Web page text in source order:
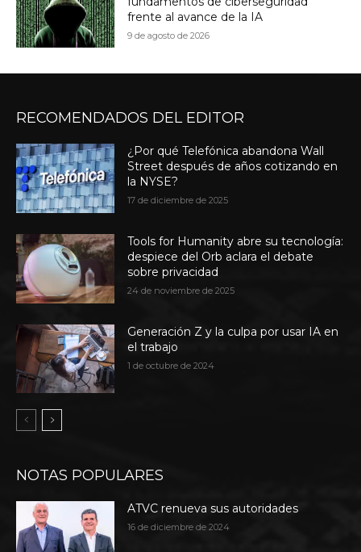
frente al avance de la IA
9 de agosto de 2026
RECOMENDADOS DEL EDITOR
¿Por qué Telefónica abandona Wall
Street después de años cotizando en
la NYSE?
17 de diciembre de 2025
Tools for Humanity abre su tecnología:
despiece del Orb aclara el debate
sobre privacidad
24 de noviembre de 2025
Generación Z y la culpa por usar IA en
el trabajo
1 de octubre de 2024
NOTAS POPULARES
ATVC renueva sus autoridades
16 de diciembre de 2024